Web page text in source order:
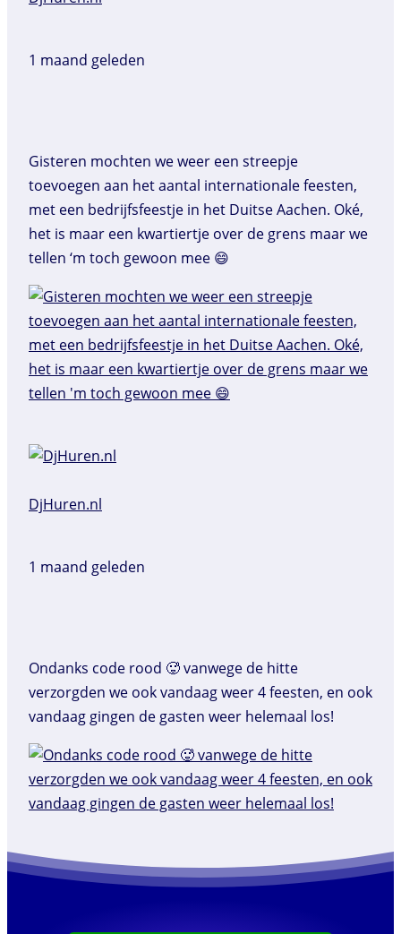
1 maand geleden
Gisteren mochten we weer een streepje
toevoegen aan het aantal internationale feesten,
met een bedrijfsfeestje in het Duitse Aachen. Oké,
het is maar een kwartiertje over de grens maar we
tellen ‘m toch gewoon mee 😄
DjHuren.nl️
1 maand geleden
Ondanks code rood 🥵 vanwege de hitte
verzorgden we ook vandaag weer 4 feesten, en ook
vandaag gingen de gasten weer helemaal los!